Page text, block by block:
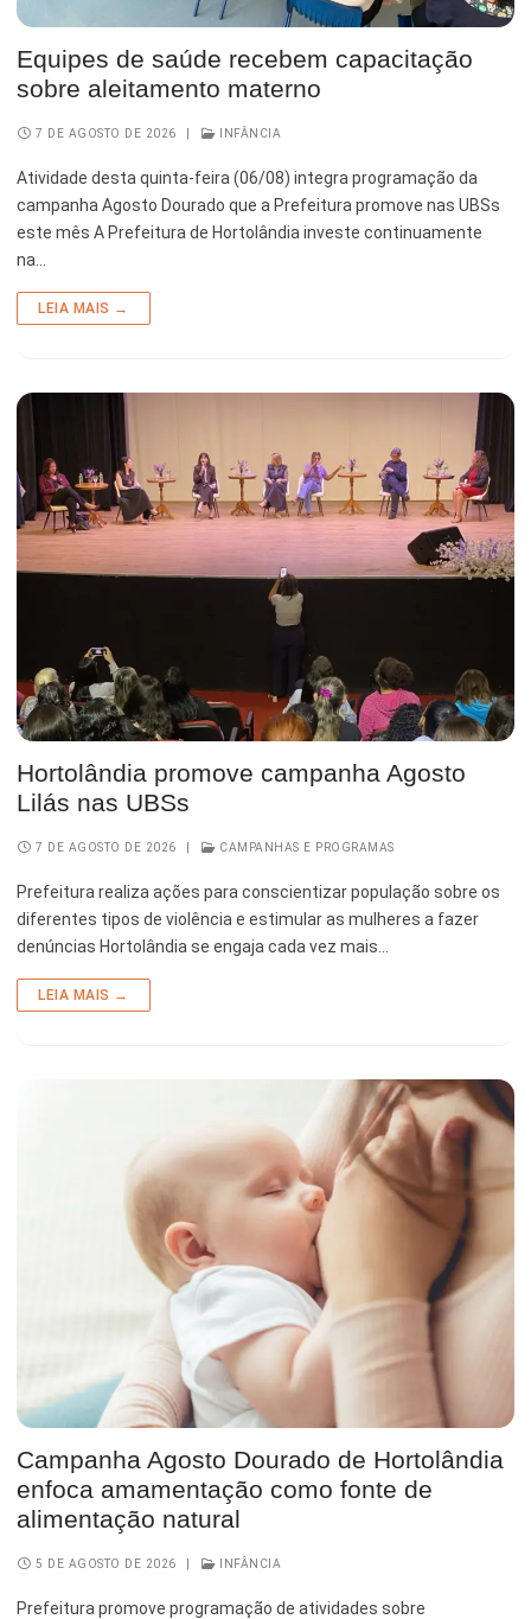
Finanças
Governo
Habitação
Inclusão e Desenvolvimento Social
Climáticos
Obras
Planejamento Urbano e Gestão Estratégica
Saúde
Segurança Pública
Serviços Urbanos
Equipes de saúde recebem capacitação
sobre aleitamento materno
7 DE AGOSTO DE 2026 INFÂNCIA
Atividade desta quinta-feira (06/08) integra programação da
campanha Agosto Dourado que a Prefeitura promove nas UBSs
este mês A Prefeitura de Hortolândia investe continuamente
na…
LEIA MAIS →
Hortolândia promove campanha Agosto
Lilás nas UBSs
7 DE AGOSTO DE 2026 CAMPANHAS E PROGRAMAS
Prefeitura realiza ações para conscientizar população sobre os
diferentes tipos de violência e estimular as mulheres a fazer
denúncias Hortolândia se engaja cada vez mais…
LEIA MAIS →
Campanha Agosto Dourado de Hortolândia
enfoca amamentação como fonte de
alimentação natural
5 DE AGOSTO DE 2026 INFÂNCIA
Prefeitura promove programação de atividades sobre